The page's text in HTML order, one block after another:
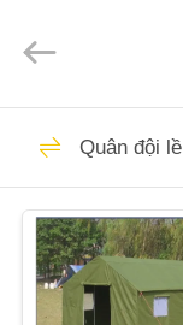
TRANG
CHỦ
CÁC
SẢN
Management
Services
Rights
Lều
Quân đội